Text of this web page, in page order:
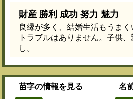
財産 勝利 成功 努力 魅力
良縁が多く、結婚生活もうま
トラブルはありません。子供
し。
苗字の情報を見る 名